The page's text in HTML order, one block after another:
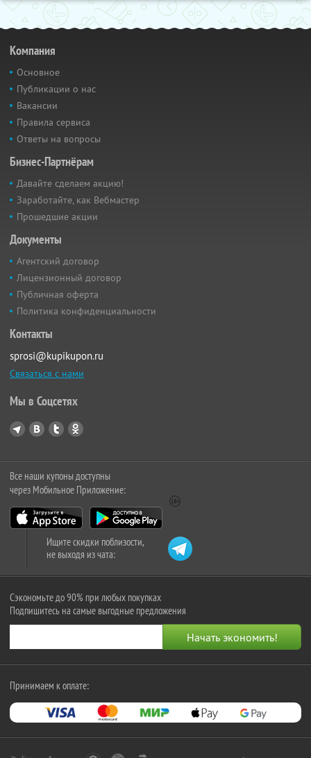
Компания
Основное
Публикации о нас
Вакансии
Правила сервиса
Ответы на вопросы
Бизнес-Партнёрам
Давайте сделаем акцию!
Заработайте, как Вебмастер
Прошедшие акции
Документы
Агентский договор
Лицензионный договор
Публичная оферта
Политика конфиденциальности
Контакты
sprosi@kupikupon.ru
Связаться с нами
Мы в Соцсетях
Все наши купоны доступны
через Мобильное Приложение:
Ищите скидки поблизости,
не выходя из чата:
Сэкономьте до 90% при любых покупках
Подпишитесь на самые выгодные предложения
Принимаем к оплате: